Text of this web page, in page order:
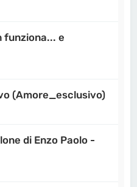
funziona... e
(Amore_esclusivo)
di Enzo Paolo -